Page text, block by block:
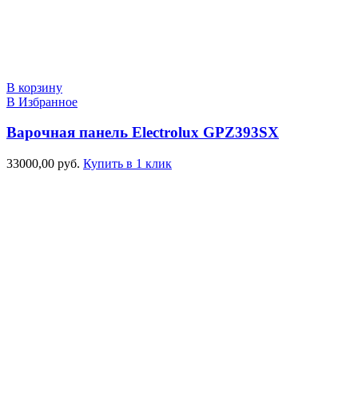
В корзину
В Избранное
Варочная панель Electrolux GPZ393SX
33000,00 руб. Купить в 1 клик